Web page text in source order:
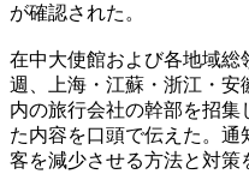
が確認された。
在中大使館および各地域
週、上海・江蘇・浙江・
内の旅行会社の幹部を招集
た内容を口頭で伝えた。
客を減少させる方法と対